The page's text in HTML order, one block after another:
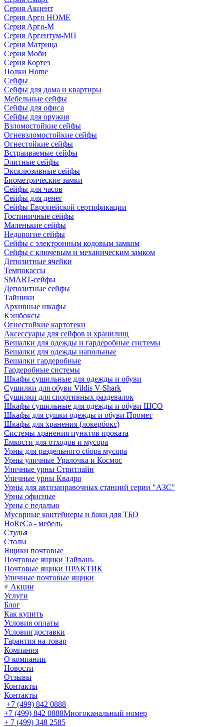
Серия Акцент
Серия Арго HOME
Серия Арго-М
Серия Аргентум-МП
Серия Матрица
Серия Моби
Серия Кортез
Полки Home
Сейфы
Сейфы для дома и квартиры
Мебельные сейфы
Сейфы для офиса
Сейфы для оружия
Взломостойкие сейфы
Огневзломостойкие сейфы
Огнестойкие сейфы
Встраиваемые сейфы
Элитные сейфы
Эксклюзивные сейфы
Биометрические замки
Сейфы для часов
Сейфы для денег
Сейфы Европейской сертификации
Гостиничные сейфы
Маленькие сейфы
Недорогие сейфы
Сейфы с электронным кодовым замком
Сейфы с ключевым и механическим замком
Депозитные ячейки
Темпокассы
SMART-сейфы
Депозитные сейфы
Тайники
Архивные шкафы
Кэшбоксы
Огнестойкие картотеки
Аксессуары для сейфов и хранилищ
Вешалки для одежды и гардеробные системы
Вешалки для одежды напольные
Вешалки гардеробные
Гардеробные системы
Шкафы сушильные для одежды и обуви
Сушилки для обуви Vildis V-Shark
Сушилки для спортивных раздевалок
Шкафы сушильные для одежды и обуви ШСО
Шкафы для сушки одежды и обуви Промет
Шкафы для хранения (локербокс)
Системы хранения пунктов проката
Емкости для отходов и мусора
Урны для раздельного сбора мусора
Урны уличные Уралочка и Космос
Уличные урны Стритлайн
Уличные урны Квадро
Урны для автозаправочных станций серии "АЗС"
Урны офисные
Урны с педалью
Мусорные контейнеры и баки для ТБО
HoReCa - мебель
Стулья
Столы
Ящики почтовые
Почтовые ящики Тайвань
Почтовые ящики ПРАКТИК
Уличные почтовые ящики
Акции
Услуги
Блог
Как купить
Условия оплаты
Условия доставки
Гарантия на товар
Компания
О компании
Новости
Отзывы
Контакты
Контакты
+7 (499) 842 0888
+7 (499) 842 0888Многоканальный номер
+ 7 (499) 348 2585